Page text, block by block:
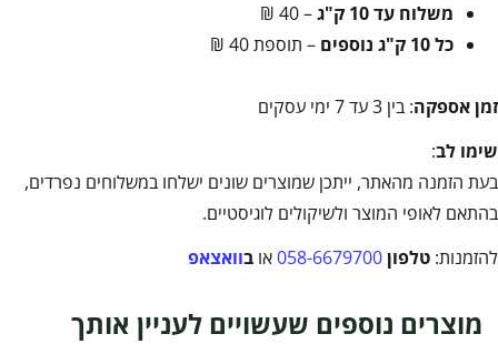
משלוח עד 10 ק"ג
– 40 ₪
כל 10 ק"ג נוספים
– תוספת 40 ₪
זמן אספקה: בין 3 עד 7 ימי עסקים
שימו לב:
בעת הזמנה מהאתר, ייתכן שמוצרים שונים ישלחו במשלוחים נפרדים,
בהתאם לאופי המוצר ולשיקולים לוגיסטיים.
להזמנות: טלפון058-6679700או בוואצאפ
מוצרים נוספים שעשויים לעניין אותך